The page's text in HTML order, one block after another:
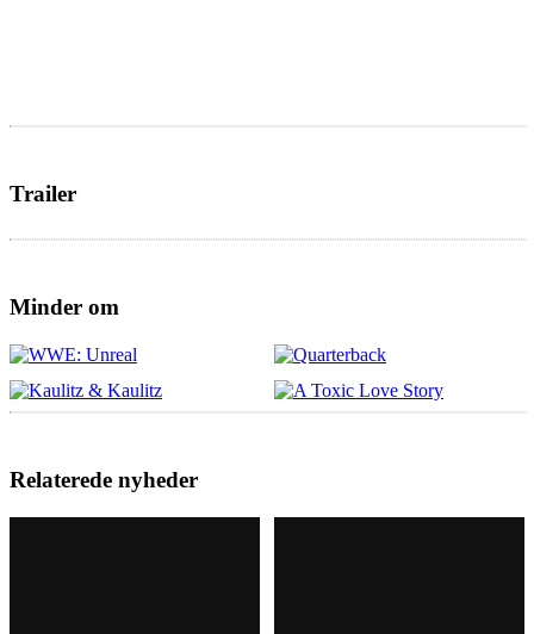
Trailer
Minder om
Relaterede nyheder